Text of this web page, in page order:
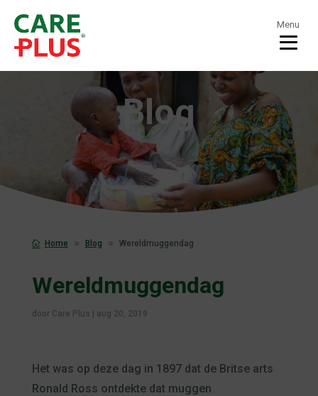
Menu
Blog
Home Blog Wereldmuggendag
Wereldmuggendag
door Care Plus aug 20, 2019
Het was op deze dag in 1897 dat de Britse arts
Ronald Ross ontdekte dat muggen